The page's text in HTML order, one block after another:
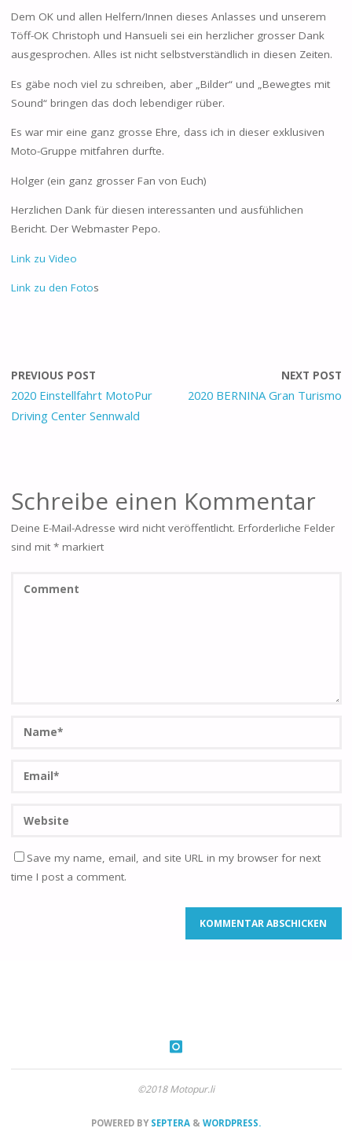
Dem OK und allen Helfern/Innen dieses Anlasses und unserem
Töff-OK Christoph und Hansueli sei ein herzlicher grosser Dank
ausgesprochen. Alles ist nicht selbstverständlich in diesen Zeiten.
Es gäbe noch viel zu schreiben, aber „Bilder“ und „Bewegtes mit
Sound“ bringen das doch lebendiger rüber.
Es war mir eine ganz grosse Ehre, dass ich in dieser exklusiven
Moto-Gruppe mitfahren durfte.
Holger (ein ganz grosser Fan von Euch)
Herzlichen Dank für diesen interessanten und ausfühlichen
Bericht. Der Webmaster Pepo.
Link zu Video
Link zu den Fotos
PREVIOUS POST
2020 Einstellfahrt MotoPur
Driving Center Sennwald
NEXT POST
2020 BERNINA Gran Turismo
Schreibe einen Kommentar
Deine E-Mail-Adresse wird nicht veröffentlicht. Erforderliche Felder
sind mit *markiert
Save my name, email, and site URL in my browser for next
time I post a comment.
©2018 Motopur.li
POWERED BY SEPTERA & WORDPRESS.